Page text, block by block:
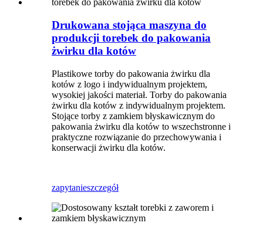
Drukowana stojąca maszyna do
produkcji torebek do pakowania
żwirku dla kotów
Plastikowe torby do pakowania żwirku dla
kotów z logo i indywidualnym projektem,
wysokiej jakości materiał. Torby do pakowania
żwirku dla kotów z indywidualnym projektem.
Stojące torby z zamkiem błyskawicznym do
pakowania żwirku dla kotów to wszechstronne i
praktyczne rozwiązanie do przechowywania i
konserwacji żwirku dla kotów.
zapytanieszczegół